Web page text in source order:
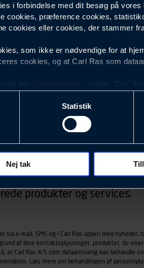
i forbindelse med dit besøg på vores
cookies, præference cookies,
cookies eller cookies, der stammer
som ikke er nødvendige for at
cookies, og at Carl Ras som
her
. Under "Om"
design, brugervenlighed og
der er mest populære, og som
der besøges, browsertype,
samt de features, der anvendes.
der personoplysninger om
relevante (profilering). Til dette formål
og app), herunder færden på
IP-adresse, informationer om
Statistik
Nej tak
om events, der
produkter og services.
e-mail, SMS og i Carl Ras-appen med nyheder,
af dine kontaktoplysninger, produkter, du
Carl Ras A/S som dataansvarlig kan behandle
Læs mere om behandlingen af